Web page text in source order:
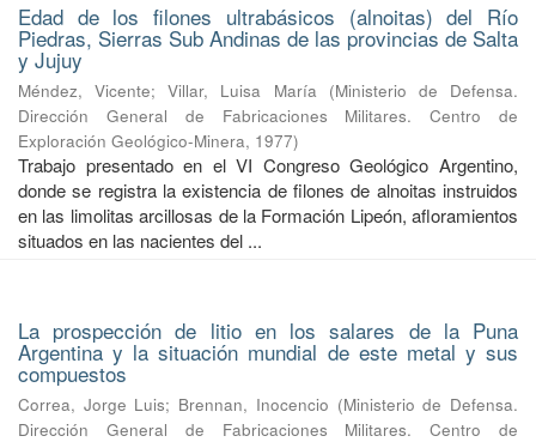
Edad de los filones ultrabásicos (alnoitas) del Río
Piedras, Sierras Sub Andinas de las provincias de Salta
y Jujuy
Méndez, Vicente;Villar, Luisa María (Ministerio de Defensa.
Dirección General de Fabricaciones Militares. Centro de
Exploración Geológico-Minera, 1977)
Trabajo presentado en el VI Congreso Geológico Argentino,
donde se registra la existencia de filones de alnoitas instruidos
en las limolitas arcillosas de la Formación Lipeón, afloramientos
situados en las nacientes del ...
La prospección de litio en los salares de la Puna
Argentina y la situación mundial de este metal y sus
compuestos
Correa, Jorge Luis; Brennan, Inocencio (Ministerio de Defensa.
Dirección General de Fabricaciones Militares. Centro de